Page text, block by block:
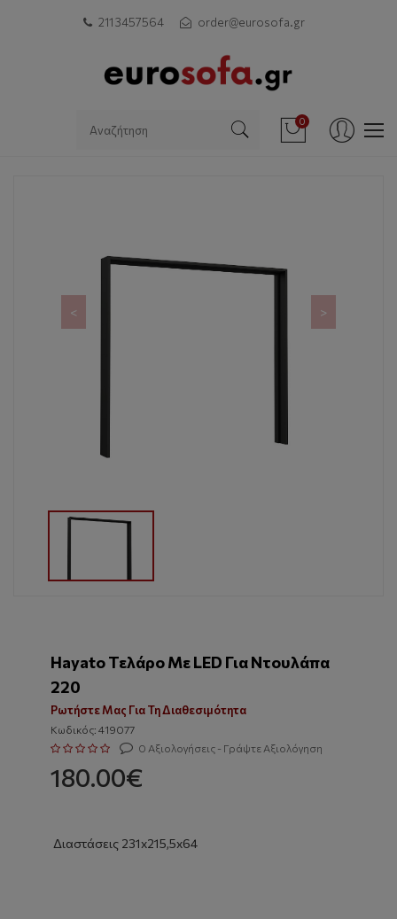
211 3457564 order@eurosofa.gr
0
< >
Hayato Τελάρο Με LED Για Ντουλάπα
220
Ρωτήστε Μας Για Τη Διαθεσιμότητα
Κωδικός: 419077
0 Αξιολογήσεις - Γράψτε Αξιολόγηση
180.00€
Διαστάσεις 231x215,5x64